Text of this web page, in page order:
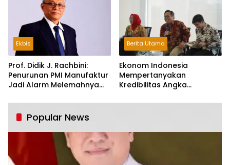
Ekbis
Prof. Didik J. Rachbini:
Penurunan PMI Manufaktur
Jadi Alarm Melemahnya
Berita Utama
Ekonom Indonesia
Mempertanyakan
Kredibilitas Angka
Tumbuh Tapi Rapuh
Popular News